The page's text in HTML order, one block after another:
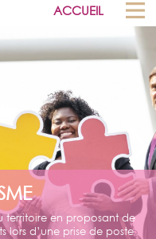
ACCUEIL
territoire en proposant de
lors d’une prise de poste